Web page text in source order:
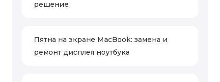
решение
Пятна на экране MacBook: замена и
ремонт дисплея ноутбука